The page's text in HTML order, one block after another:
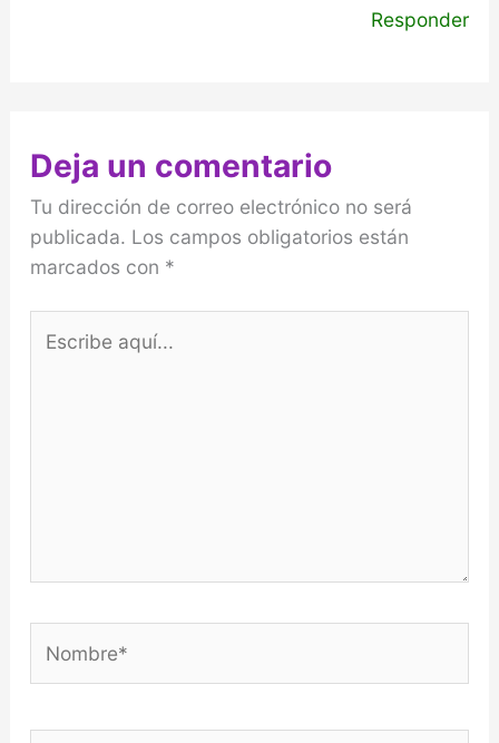
Responder
Deja un comentario
Tu dirección de correo electrónico no será
publicada. Los campos obligatorios están
marcados con *
aquí...